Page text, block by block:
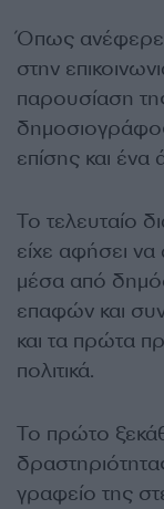
Όπως ανέφερε
στην
παρουσίαση
επίσης και ένα
Το τελευταίο
είχε αφήσει
μέσα από
επαφών και
και τα πρώτα
πολιτικά.
Το πρώτο
γραφείο της